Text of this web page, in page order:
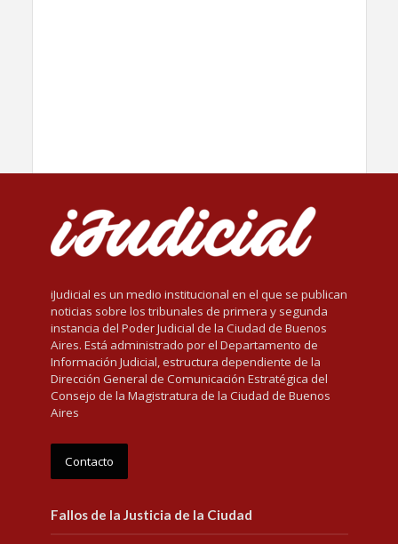
iJudicial es un medio institucional en el que se publican
noticias sobre los tribunales de primera y segunda
instancia del Poder Judicial de la Ciudad de Buenos
Aires. Está administrado por el Departamento de
Información Judicial, estructura dependiente de la
Dirección General de Comunicación Estratégica del
Consejo de la Magistratura de la Ciudad de Buenos
Aires
Contacto
Fallos de la Justicia de la Ciudad